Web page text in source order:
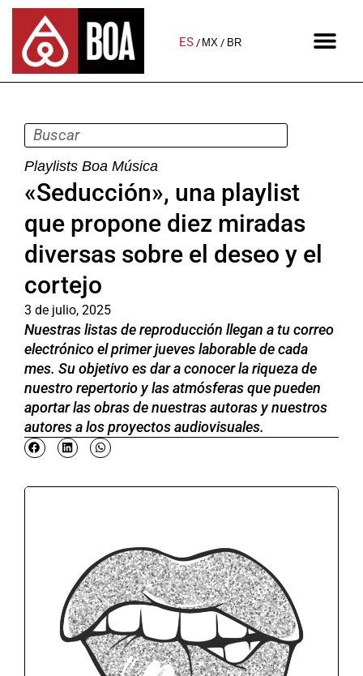
ES MX BR
Playlists Boa Música
«Seducción», una playlist
que propone diez miradas
diversas sobre el deseo y el
cortejo
3 de julio, 2025
Nuestras listas de reproducción llegan a tu correo
electrónico el primer jueves laborable de cada
mes. Su objetivo es dar a conocer la riqueza de
nuestro repertorio y las atmósferas que pueden
aportar las obras de nuestras autoras y nuestros
autores a los proyectos audiovisuales.